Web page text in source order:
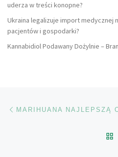
uderza w treści konopne?
Ukraina legalizuje import medycznej
pacjentów i gospodarki?
Kannabidiol Podawany Dożylnie –
Nawigacja wpisu